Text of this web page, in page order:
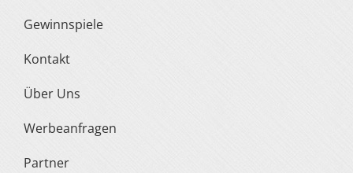
Gewinnspiele
Kontakt
Über Uns
Werbeanfragen
Partner